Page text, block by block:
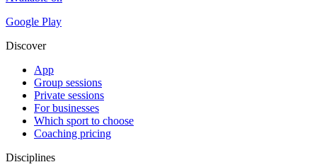
Google Play
Discover
App
Group sessions
Private sessions
For businesses
Which sport to choose
Coaching pricing
Disciplines